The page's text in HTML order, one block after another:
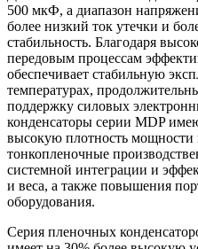
500 мкФ, а диапазон
более низкий ток утечки и
стабильность. Благодаря
передовым процессам
обеспечивает стабильную
температурах,
поддержку силовых
конденсаторы серии MDP
высокую плотность
тонкопленочные
системной интеграции и
и веса, а также повышения
оборудования.
Серия пленочных